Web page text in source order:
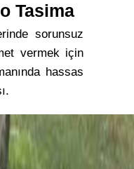
Tasima
sorunsuz
vermek için
hassas